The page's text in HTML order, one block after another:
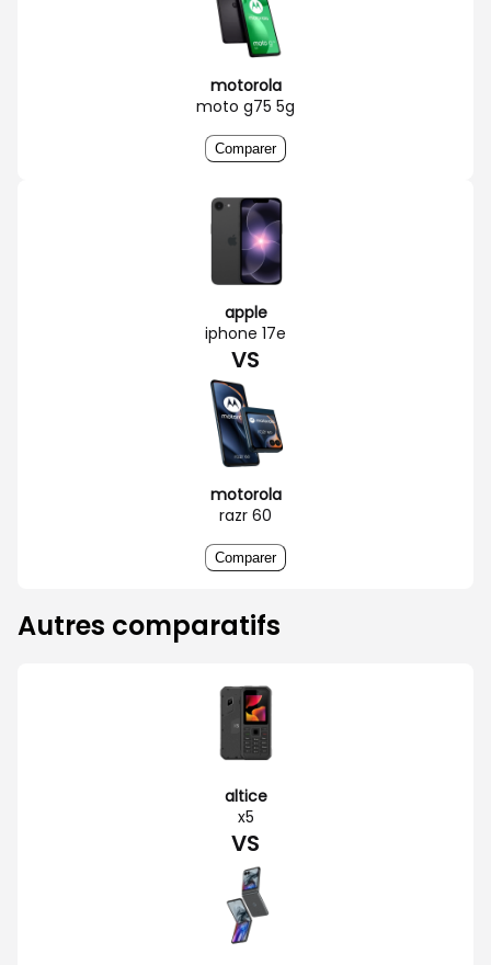
motorola
moto g75 5g
Comparer
apple
iphone 17e
VS
motorola
razr 60
Comparer
Autres comparatifs
altice
x5
VS